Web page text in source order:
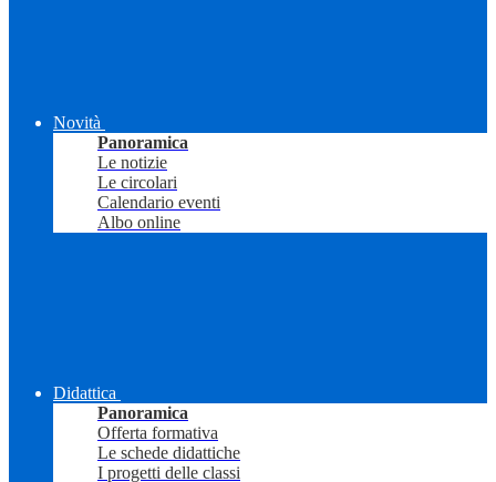
Novità
Panoramica
Le notizie
Le circolari
Calendario eventi
Albo online
Didattica
Panoramica
Offerta formativa
Le schede didattiche
I progetti delle classi